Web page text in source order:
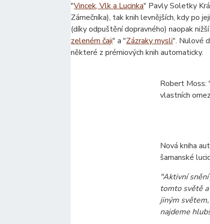
"Vincek, Vlk a Lucinka" Pavly Soletky
Zámečníka), tak knih levnějších, kdy po
(díky odpuštění dopravného) naopak
zeleném čaji" a "Zázraky mysli". Nulové
některé z prémiových knih automaticky.
Robert Moss:
vlastních
Nová kniha
šamanské
"Aktivní
tomto světě
jiným
najdeme